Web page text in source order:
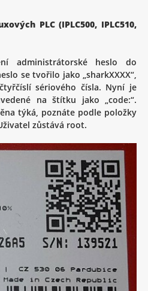
PLC (IPLC500, IPLC510,
administrátorské heslo do
se tvořilo jako „sharkXXXX“,
sériového čísla. Nyní je
na štítku jako „code:“.
týká, poznáte podle položky
zůstává root.